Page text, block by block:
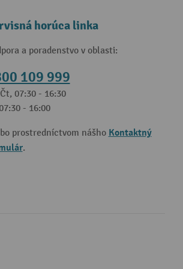
horúca linka
a poradenstvo v oblasti:
109 999
07:30 - 16:30
- 16:00
prostredníctvom nášho Kontaktný
.